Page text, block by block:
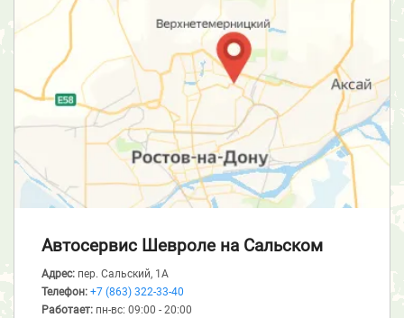
Автосервис Шевроле на Сальском
Адрес: пер. Сальский, 1А
Телефон: +7 (863) 322-33-40
Работает: пн-вс: 09:00 - 20:00